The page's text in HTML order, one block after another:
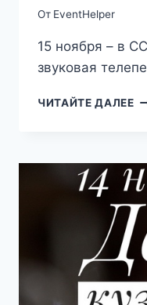
От EventHelper
15 ноября – в
звуковая
ЧИТАЙТЕ ДАЛЕЕ